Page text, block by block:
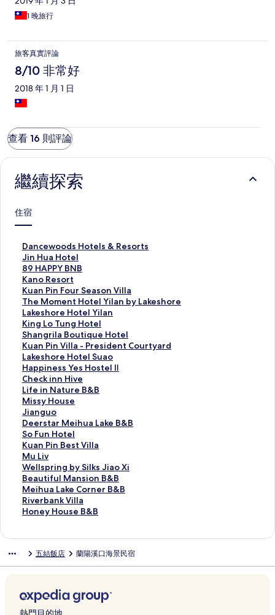
1 晚旅行
旅客真實評論
8/10 非常好
2018 年 1 月 1 日
查看 16 則評論
繼續探索
住宿
Dancewoods Hotels & Resorts
D
a
n
c
e
w
o
o
d
s
H
o
t
e
l
s
&
R
e
s
o
r
t
s
的
Jin Hua Hotel
J
i
n
H
u
a
H
o
t
e
l
的
連
結
89 HAPPY BNB
8
9
H
A
P
P
Y
B
N
B
的
連
結
Kano Resort
K
a
n
o
R
e
s
o
r
t
的
連
結
Kuan Pin Four Season Villa
K
u
a
n
P
i
n
F
o
u
r
S
e
a
s
o
n
V
i
l
l
結
The Moment Hotel Yilan by Lakeshore
T
h
e
M
o
m
e
n
t
H
o
t
e
l
Y
i
l
a
n
b
e
o
r
Lakeshore Hotel Yilan
L
a
k
e
s
h
o
r
e
H
o
t
e
l
Y
i
l
a
n
King Lo Tung Hotel
K
i
n
g
L
o
T
u
n
g
H
o
t
e
l
的
連
結
Shangrila Boutique Hotel
S
h
a
n
g
r
i
l
a
B
o
u
t
i
q
u
e
l
結
Kuan Pin Villa - President Courtyard
K
u
a
n
P
i
n
V
i
l
l
a
-
P
r
e
n
o
u
Lakeshore Hotel Suao
L
a
k
e
s
h
o
r
e
H
o
t
e
l
S
的
連
Happiness Yes Hostel Ⅱ
H
a
p
p
i
n
e
s
s
Y
e
s
H
o
Ⅱ
結
Check inn Hive
C
h
e
c
k
i
n
n
H
i
v
e
的
Life in Nature B&B
L
i
f
e
i
n
N
a
t
u
r
e
的
連
Missy House
M
i
s
s
y
H
o
u
s
e
的
Jianguo
J
i
a
n
g
u
o
的
連
結
Deerstar Meihua Lake B&B
D
e
e
r
s
t
a
r
M
a
k
e
So Fun Hotel
S
o
F
u
n
H
o
t
連
結
Kuan Pin Best Villa
K
u
a
n
P
i
n
V
l
a
Mu Liv
M
u
L
i
v
的
Wellspring by Silks Jiao Xi
W
e
l
l
s
g
S
i
Beautiful Mansion B&B
B
e
a
u
l
n
s
Meihua Lake Corner B&B
M
e
i
a
C
o
Riverbank Villa
R
i
a
V
i
Honey House B&B
H
H
s
e
五結飯店 蘭陽溪口海景民宿